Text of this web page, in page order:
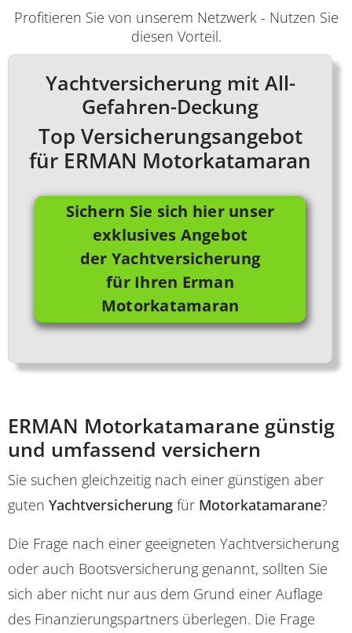
Profitieren Sie von unserem Netzwerk - Nutzen Sie
diesen Vorteil.
Yachtversicherung mit All-
Gefahren-Deckung
Top Versicherungsangebot
für ERMAN Motorkatamaran
Sichern Sie sich hier unser
exklusives Angebot
der Yachtversicherung
für Ihren Erman
Motorkatamaran
ERMAN Motorkatamarane günstig
und umfassend versichern
Sie suchen gleichzeitig nach einer günstigen aber
guten Yachtversicherung für Motorkatamarane?
Die Frage nach einer geeigneten Yachtversicherung
oder auch Bootsversicherung genannt, sollten Sie
sich aber nicht nur aus dem Grund einer Auflage
des Finanzierungspartners überlegen. Die Frage